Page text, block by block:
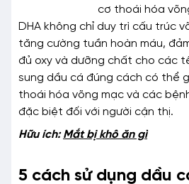
cơ thoái hóa
DHA không chỉ duy trì cấu trúc
tăng cường tuần hoàn máu,
đủ oxy và dưỡng chất cho các
sung dầu cá đúng cách có thể
thoái hóa võng mạc và các
đặc biệt đối với người cận thị.
Hữu ích:Mắt bị khô ăn gì
5 cách sử dụng dầu